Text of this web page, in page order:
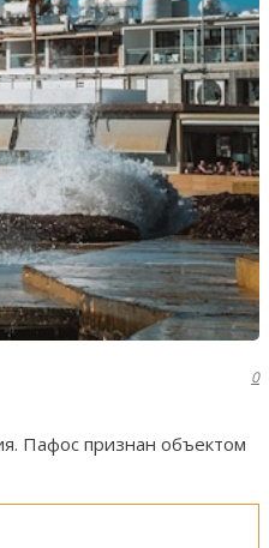
0
Пафос признан объектом